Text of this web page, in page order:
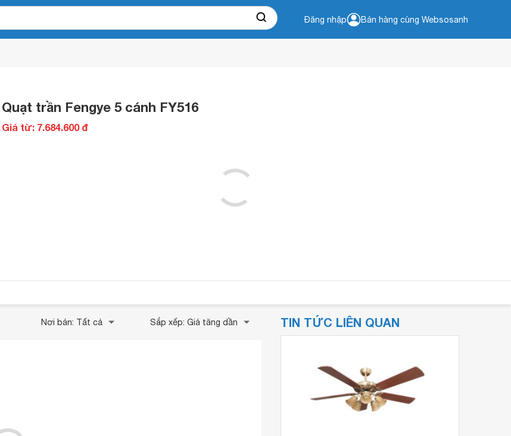
Đăng nhập Bán hàng cùng Websosanh
Quạt trần Fengye 5 cánh FY516
Giá từ: 7.684.600 đ
Nơi bán: Tất cả Sắp xếp: Giá tăng dần TIN TỨC LIÊN QUAN